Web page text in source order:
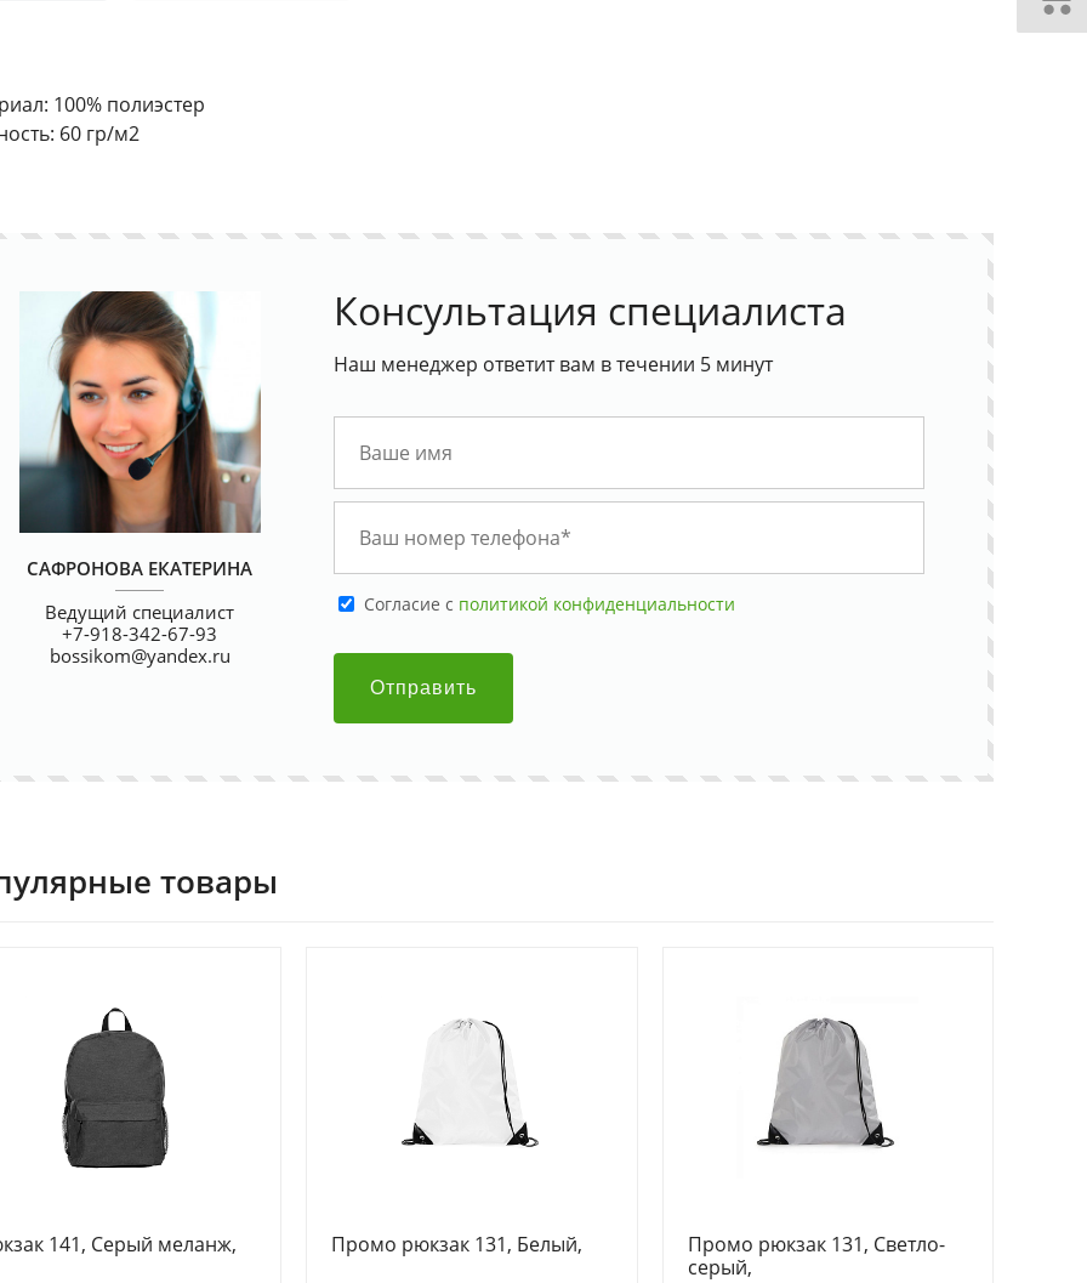
100% полиэстер
60 гр/м2
САФРОНОВА ЕКАТЕРИНА
Ведущий специалист
+7-918-342-67-93
bossikom@yandex.ru
Консультация специалиста
Наш менеджер ответит вам в течении 5 минут
Cогласие с политикой конфиденциальности
Отправить
товары
141, Серый меланж, Промо рюкзак 131, Белый,
Промо рюкзак 131, Светло-
серый,